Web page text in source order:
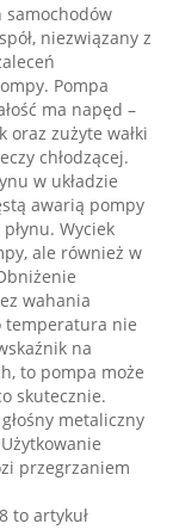
samochodów
niezwiązany z
Pompa
ma napęd –
zużyte wałki
chłodzącej.
w układzie
awarią pompy
Wyciek
ale również w
wahania
temperatura nie
na
to pompa może
skutecznie.
metaliczny
przegrzaniem
to artykuł